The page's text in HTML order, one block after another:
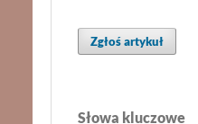
Zgłoś artykuł
Słowa kluczowe